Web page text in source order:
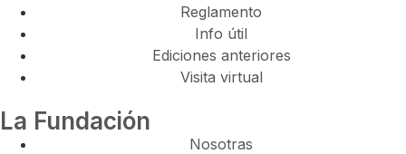
Reglamento
Info útil
Ediciones anteriores
Visita virtual
La Fundación
Nosotras